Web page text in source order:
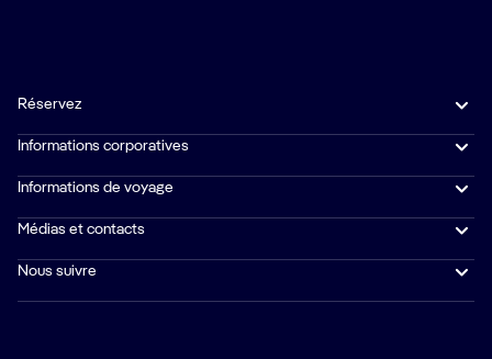
Réservez
Informations corporatives
Informations de voyage
Médias et contacts
Nous suivre